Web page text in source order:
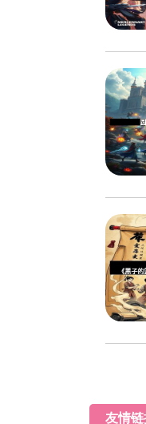
友情链